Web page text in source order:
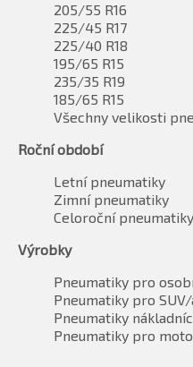
205/55 R16
225/45 R17
225/40 R18
195/65 R15
235/35 R19
185/65 R15
Všechny velikosti
Roční období
Letní pneumatiky
Zimní pneumatiky
Celoroční pneumatiky
Výrobky
Pneumatiky pro
Pneumatiky pro
Pneumatiky
Pneumatiky pro